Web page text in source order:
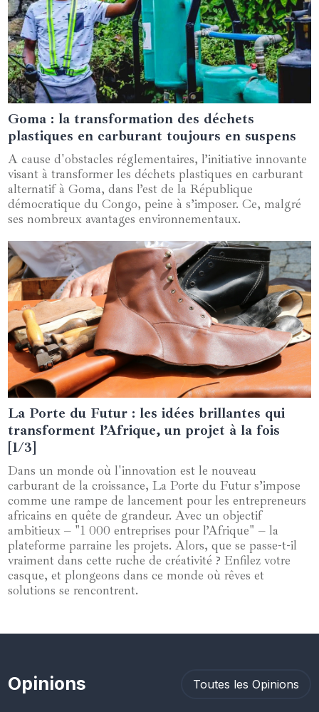
07 juillet 2024
Goma : la transformation des déchets
plastiques en carburant toujours en suspens
A cause d'obstacles réglementaires, l’initiative innovante
visant à transformer les déchets plastiques en carburant
alternatif à Goma, dans l’est de la République
démocratique du Congo, peine à s’imposer. Ce, malgré
ses nombreux avantages environnementaux.
03 juin 2025
La Porte du Futur : les idées brillantes qui
transforment l’Afrique, un projet à la fois
[1/3]
Dans un monde où l'innovation est le nouveau
carburant de la croissance, La Porte du Futur s’impose
comme une rampe de lancement pour les entrepreneurs
africains en quête de grandeur. Avec un objectif
ambitieux – "1 000 entreprises pour l’Afrique" – la
plateforme parraine les projets. Alors, que se passe-t-il
vraiment dans cette ruche de créativité ? Enfilez votre
casque, et plongeons dans ce monde où rêves et
solutions se rencontrent.
Opinions Toutes les Opinions